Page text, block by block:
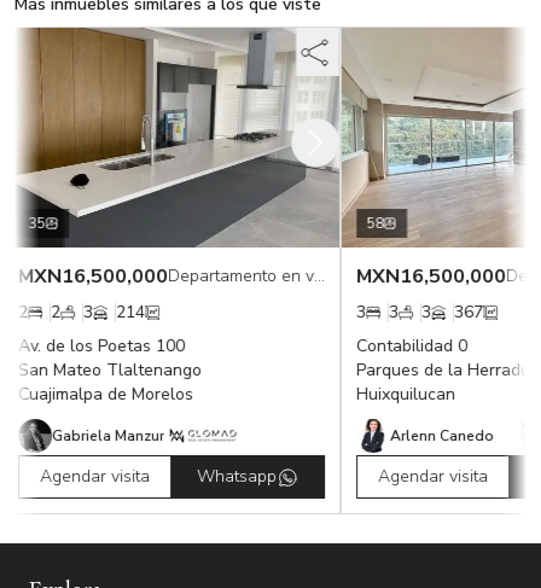
35
MXN16,500,000
Departamento en venta
2 3
214
Av. de los Poetas 100
San Mateo Tlaltenango
Cuajimalpa de Morelos
Gabriela Manzur
Agendar visita Whatsapp
58
MXN16,500,000
3 3
367
Contabilidad 0
Parques de la Herradura
Huixquilucan
Arlenn Canedo
Agendar visita